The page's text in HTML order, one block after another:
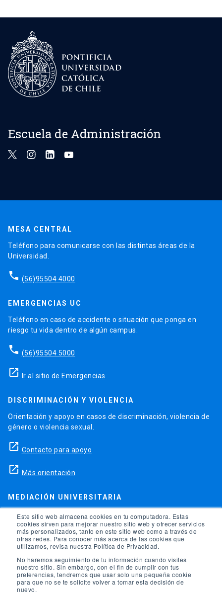
Este sitio web almacena cookies en tu computadora. Estas
cookies sirven para mejorar nuestro sitio web y ofrecer servicios
más personalizados, tanto en este sitio web como a través de
otras redes. Para conocer más acerca de las cookies que
utilizamos, revisa nuestra Política de Privacidad.
No haremos seguimiento de tu información cuando visites
nuestro sitio. Sin embargo, con el fin de cumplir con tus
preferencias, tendremos que usar solo una pequeña cookie
para que no se te solicite volver a tomar esta decisión de
nuevo.
Escuela de Administración
MESA CENTRAL
Teléfono para comunicarse con las distintas áreas de la
Universidad.
phone (56)95504 4000
EMERGENCIAS UC
Teléfono en caso de accidente o situación que ponga en
riesgo tu vida dentro de algún campus.
phone (56)95504 5000
launch Ir al sitio de Emergencias
DISCRIMINACIÓN Y VIOLENCIA
Orientación y apoyo en casos de discriminación, violencia de
género o violencia sexual.
launch Contacto para apoyo
launch Más orientación
MEDIACIÓN UNIVERSITARIA
Teléfonos para orientación y consejo si se ha vulnerado
alguno de tus derechos en la universidad.
phone (56)95504 1691
phone (56)95504 1247
launch Ir a la Oficina de Ombuds UC